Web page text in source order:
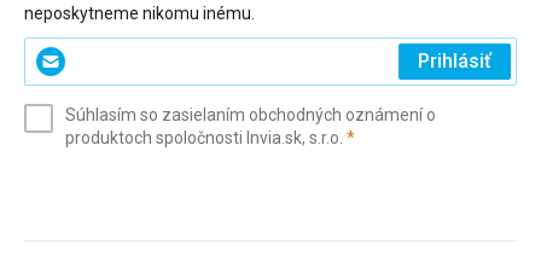
neposkytneme nikomu inému.
Zadajte
svoj
(povinné)
Prihlásiť
Súhlasím so zasielaním obchodných oznámení o
produktoch spoločnosti Invia.sk, s.r.o. *(povinné)